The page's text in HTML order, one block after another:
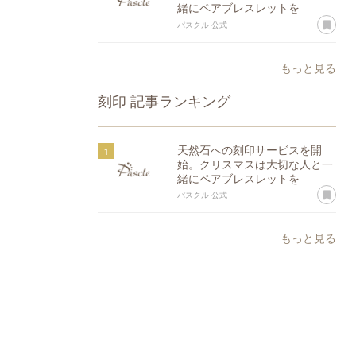
緒にペアブレスレットを
パスクル 公式 あ
もっと見る
刻印 記事ランキング
天然石への刻印サービスを開
始。クリスマスは大切な人と一
緒にペアブレスレットを
パスクル 公式 あ
もっと見る